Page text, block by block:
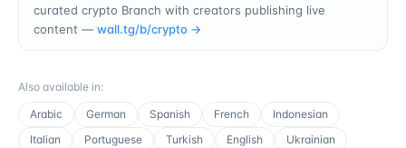
curated crypto Branch with creators publishing live
content — wall.tg/b/crypto →
Also available in:
Arabic
German Spanish French
Indonesian
Italian
Portuguese Turkish English Ukrainian